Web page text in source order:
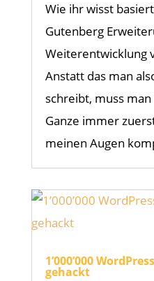
Wie ihr wisst
Gutenberg
Weiterentwicklung
Anstatt das man
schreibt, muss
Ganze immer
meinen Augen
1’000’000
gehackt